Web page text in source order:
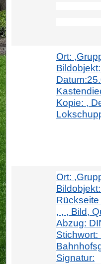
Ort:
Kopie: ,
Ort:
, , , Bild,
Abzug:
Stichwort:
Signatur: